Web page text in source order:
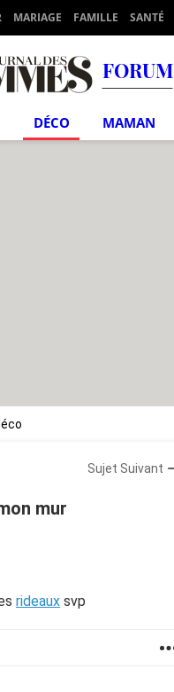
MARIAGE FAMILLE SANTÉ
FORUM
DÉCO MAMAN
Sujet Suivant
mur
rideaux svp